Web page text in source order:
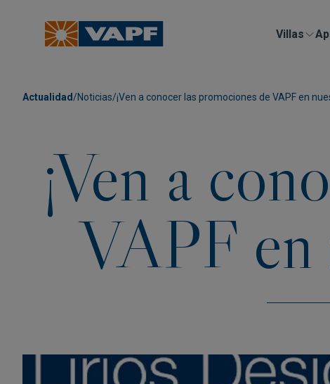
Villas
Actualidad /Noticias/¡Ven a conocer las promociones de VAPF en
¡Ven a
VAPF en